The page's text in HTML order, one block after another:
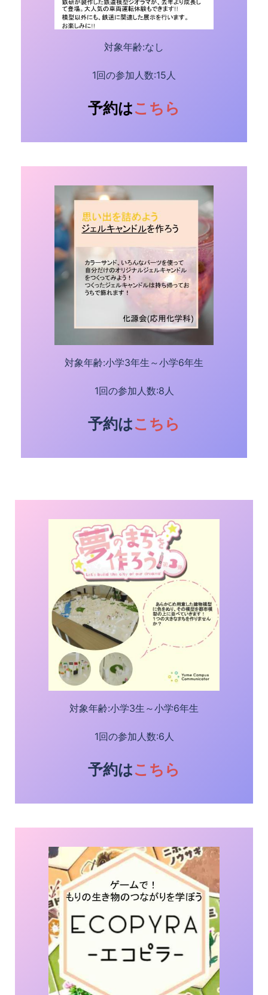
対象年齢:なし
1回の参加人数:15人
予約はこちら
対象年齢:小学3年生～小学6年生
1回の参加人数:8人
予約はこちら
対象年齢:小学3生～小学6年生
1回の参加人数:6人
予約はこちら